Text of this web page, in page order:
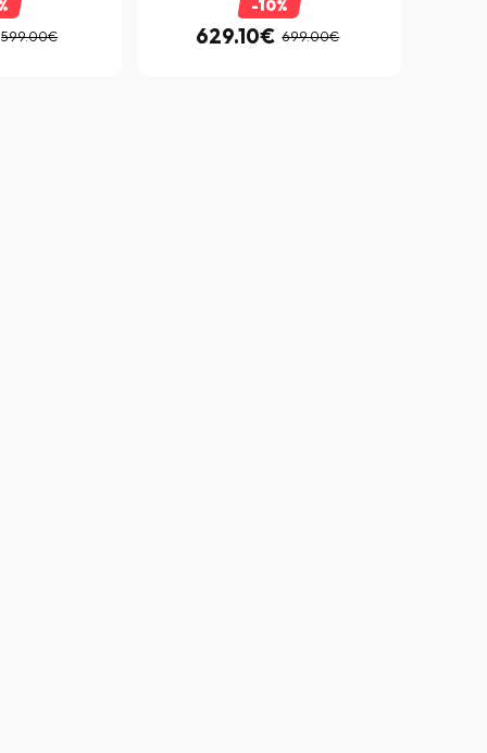
599.00€
-10%
629.10€ 699.00€